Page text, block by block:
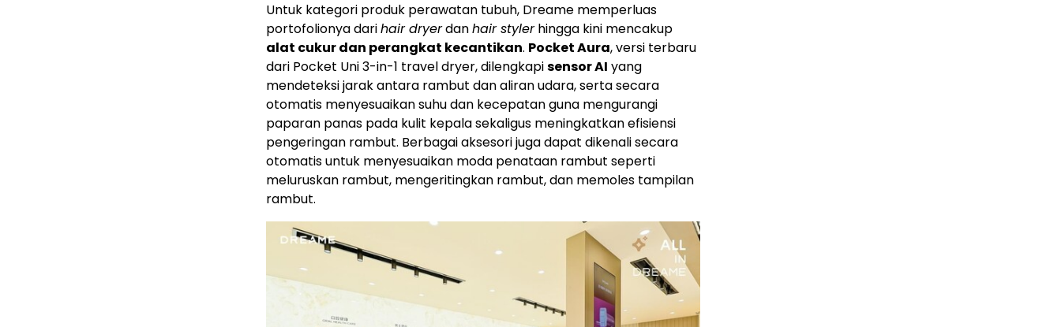
Untuk kategori produk perawatan tubuh, Dreame memperluas
portofolionya darihair dryerdanhair stylerhingga kini mencakup
alat cukur dan perangkat kecantikan. Pocket Aura, versi terbaru
dari Pocket Uni 3-in-1 travel dryer, dilengkapisensor AI yang
mendeteksi jarak antara rambut dan aliran udara, serta secara
otomatis menyesuaikan suhu dan kecepatan guna mengurangi
paparan panas pada kulit kepala sekaligus meningkatkan efisiensi
pengeringan rambut. Berbagai aksesori juga dapat dikenali secara
otomatis untuk menyesuaikan moda penataan rambut seperti
meluruskan rambut, mengeritingkan rambut, dan memoles tampilan
rambut.